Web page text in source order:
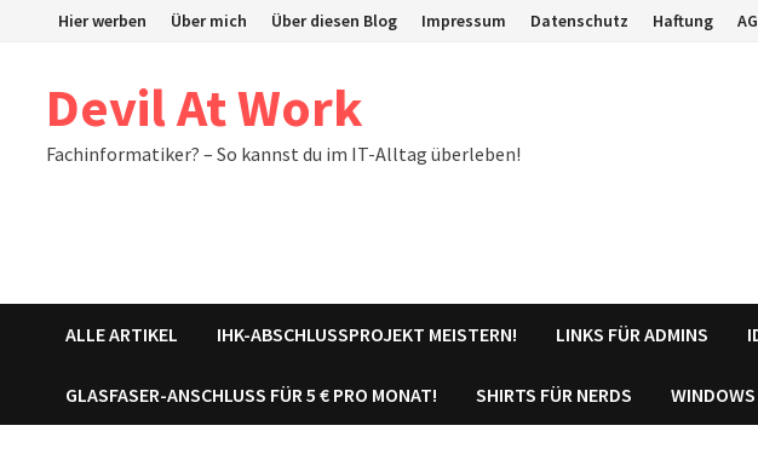
Hier werben Über mich Über diesen Blog Impressum Datenschutz Haftung
Devil At Work
Fachinformatiker? – So kannst du im IT-Alltag überleben!
ALLE ARTIKEL IHK-ABSCHLUSSPROJEKT MEISTERN! LINKS FÜR ADMINS
GLASFASER-ANSCHLUSS FÜR 5 € PRO MONAT! SHIRTS FÜR NERDS